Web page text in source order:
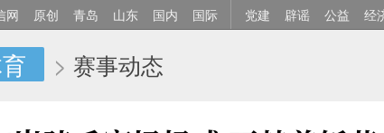
网 原创 青岛 山东 国内 国际 党建 辟谣 公益 经
> 赛事动态